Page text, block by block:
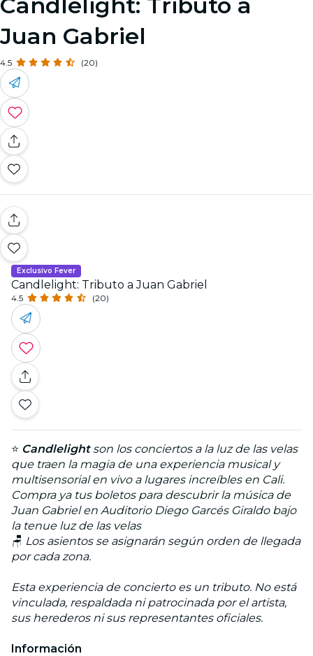
Juan Gabriel
4.5 (20)
Exclusivo Fever
Candlelight: Tributo a Juan Gabriel
4.5 (20)
⭐ Candlelightson los conciertos a la luz de las velas
que traen la magia de una experiencia musical y
multisensorial en vivo a lugares increíbles en Cali.
Compra ya tus boletos para descubrir la música de
Juan Gabriel en Auditorio Diego Garcés Giraldo bajo
la tenue luz de las velas
🪑 Los asientos se asignarán según orden de llegada
por cada zona.
Esta experiencia de concierto es un tributo. No está
vinculada, respaldada ni patrocinada por el artista,
sus herederos ni sus representantes oficiales.
Información